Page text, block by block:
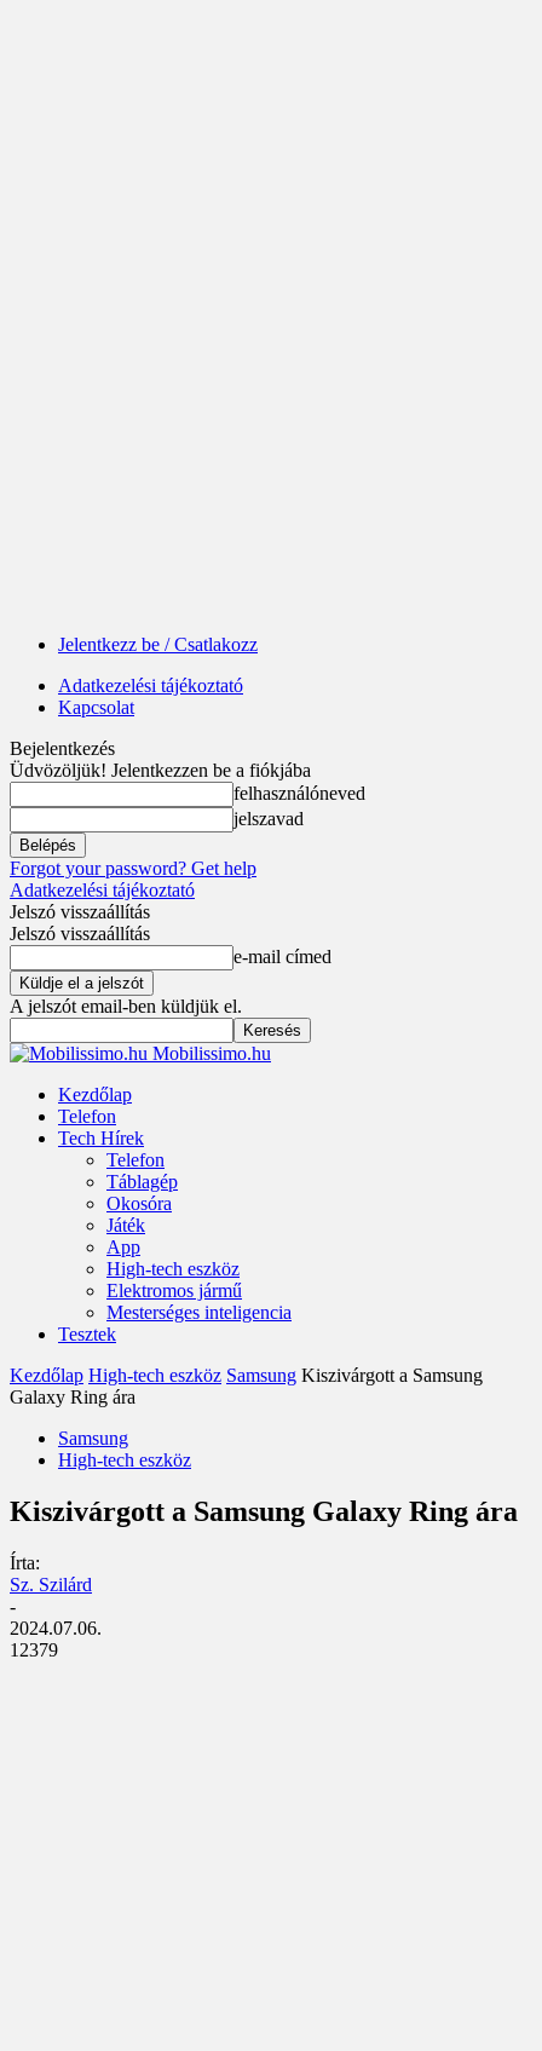
Jelentkezz be / Csatlakozz
Adatkezelési tájékoztató
Kapcsolat
Bejelentkezés
Üdvözöljük! Jelentkezzen be a fiókjába
felhasználóneved
jelszavad
Forgot your password? Get help
Adatkezelési tájékoztató
Jelszó visszaállítás
Jelszó visszaállítás
e-mail címed
A jelszót email-ben küldjük el.
Mobilissimo.hu
Kezdőlap
Telefon
Tech Hírek
Telefon
Táblagép
Okosóra
Játék
App
High-tech eszköz
Elektromos jármű
Mesterséges inteligencia
Tesztek
Kezdőlap High-tech eszköz Samsung Kiszivárgott a Samsung
Galaxy Ring ára
Samsung
High-tech eszköz
Kiszivárgott a Samsung Galaxy Ring ára
Írta:
Sz. Szilárd
-
2024.07.06.
12379